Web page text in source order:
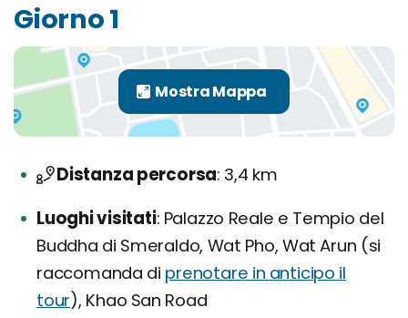
Giorno 1
Distanza percorsa 3,4 km
Luoghi visitati Palazzo Reale e Tempio del
Buddha di Smeraldo, Wat Pho, Wat Arun (si
raccomanda di prenotare in anticipo il
tour), Khao San Road